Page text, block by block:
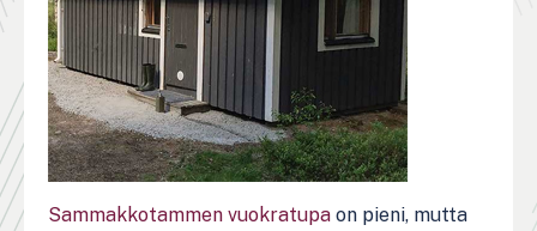
Sammakkotammen vuokratupa on pieni, mutta